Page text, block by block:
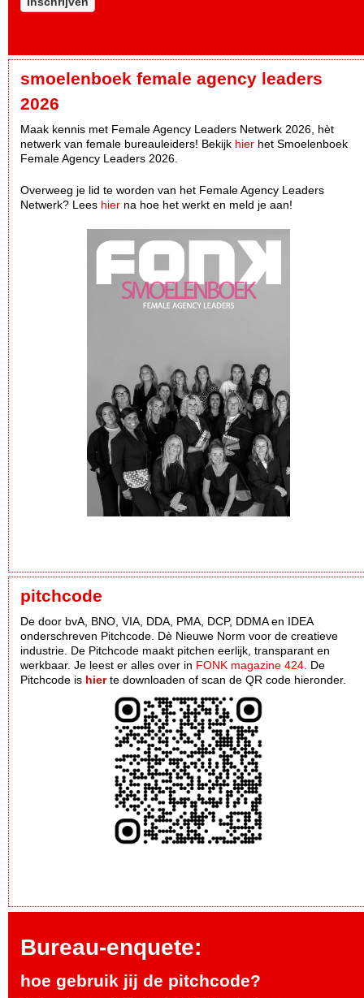
smoelenboek female agency leaders
2026
Maak kennis met Female Agency Leaders Netwerk 2026, hèt
netwerk van female bureauleiders! Bekijk hier het Smoelenboek
Female Agency Leaders 2026.
Overweeg je lid te worden van het Female Agency Leaders
Netwerk? Lees hier na hoe het werkt en meld je aan!
pitchcode
De door bvA, BNO, VIA, DDA, PMA, DCP, DDMA en IDEA
onderschreven Pitchcode. Dè Nieuwe Norm voor de creatieve
industrie. De Pitchcode maakt pitchen eerlijk, transparant en
werkbaar. Je leest er alles over in FONK magazine 424 . De
Pitchcode is hierte downloaden of scan de QR code hieronder.
Bureau-enquete:
hoe gebruik jij de pitchcode?